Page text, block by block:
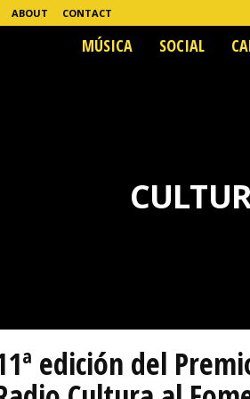
ABOUT
CONTACT
MÚSICA SOCIAL
edición del